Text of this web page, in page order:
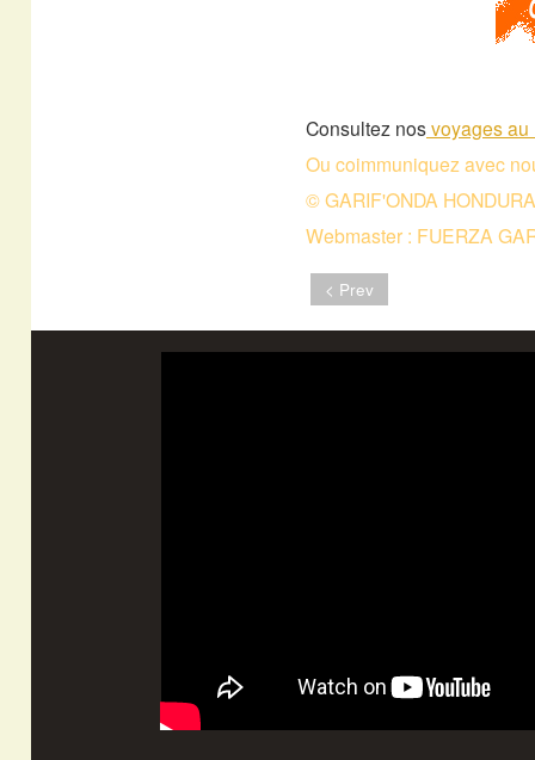
Consultez nosvoyages
Ou coimmuniquez avec
© GARIF'ONDA
Webmaster : FUERZA
< Prev